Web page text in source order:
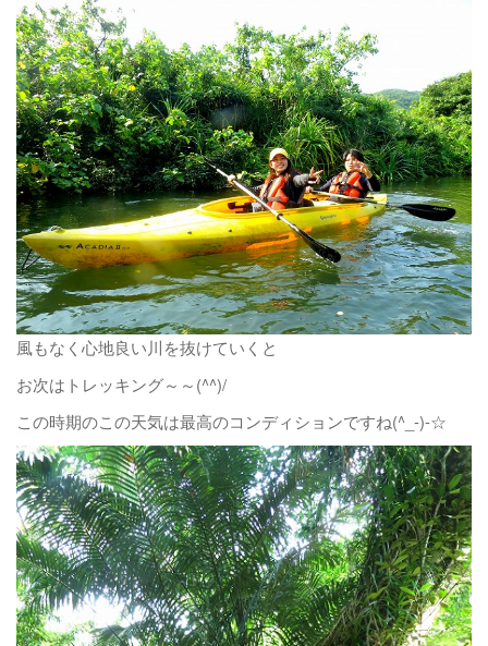
風もなく心地良い川を抜けていくと
お次はトレッキング～～(^^)/
この時期のこの天気は最高のコンディションですね(^_-)-☆